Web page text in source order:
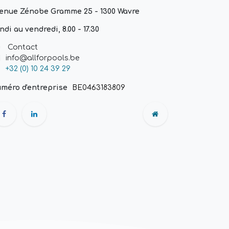
Zénobe Gramme 25 - 1300 Wavre
au vendredi, 8.00 - 17.30
Contact
info@allforpools.be
+32 (0) 10 24 39 29
d'entreprise BE0463183809